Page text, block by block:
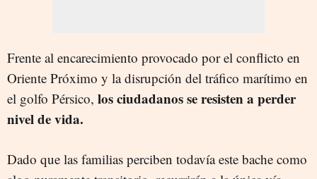
Frente al encarecimiento provocado por el conflicto en
Oriente Próximo y la disrupción del tráfico marítimo en
el golfo Pérsico, los ciudadanos se resisten a perder
nivel de vida.
Dado que las familias perciben todavía este bache como